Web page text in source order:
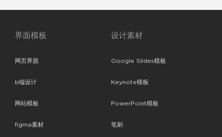
界面模板
网页界面
b端设计
网站模板
figma素材
设计素材
Google Slides模板
Keynote模板
PowerPoint模板
笔刷